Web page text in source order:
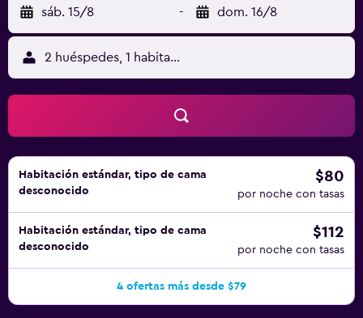
sáb. 15/8 - dom. 16/8
2 huéspedes, 1 habitación
Habitación estándar, tipo de cama
desconocido
$80
por noche con tasas
Habitación estándar, tipo de cama
desconocido
$112
por noche con tasas
4 ofertas más desde $79